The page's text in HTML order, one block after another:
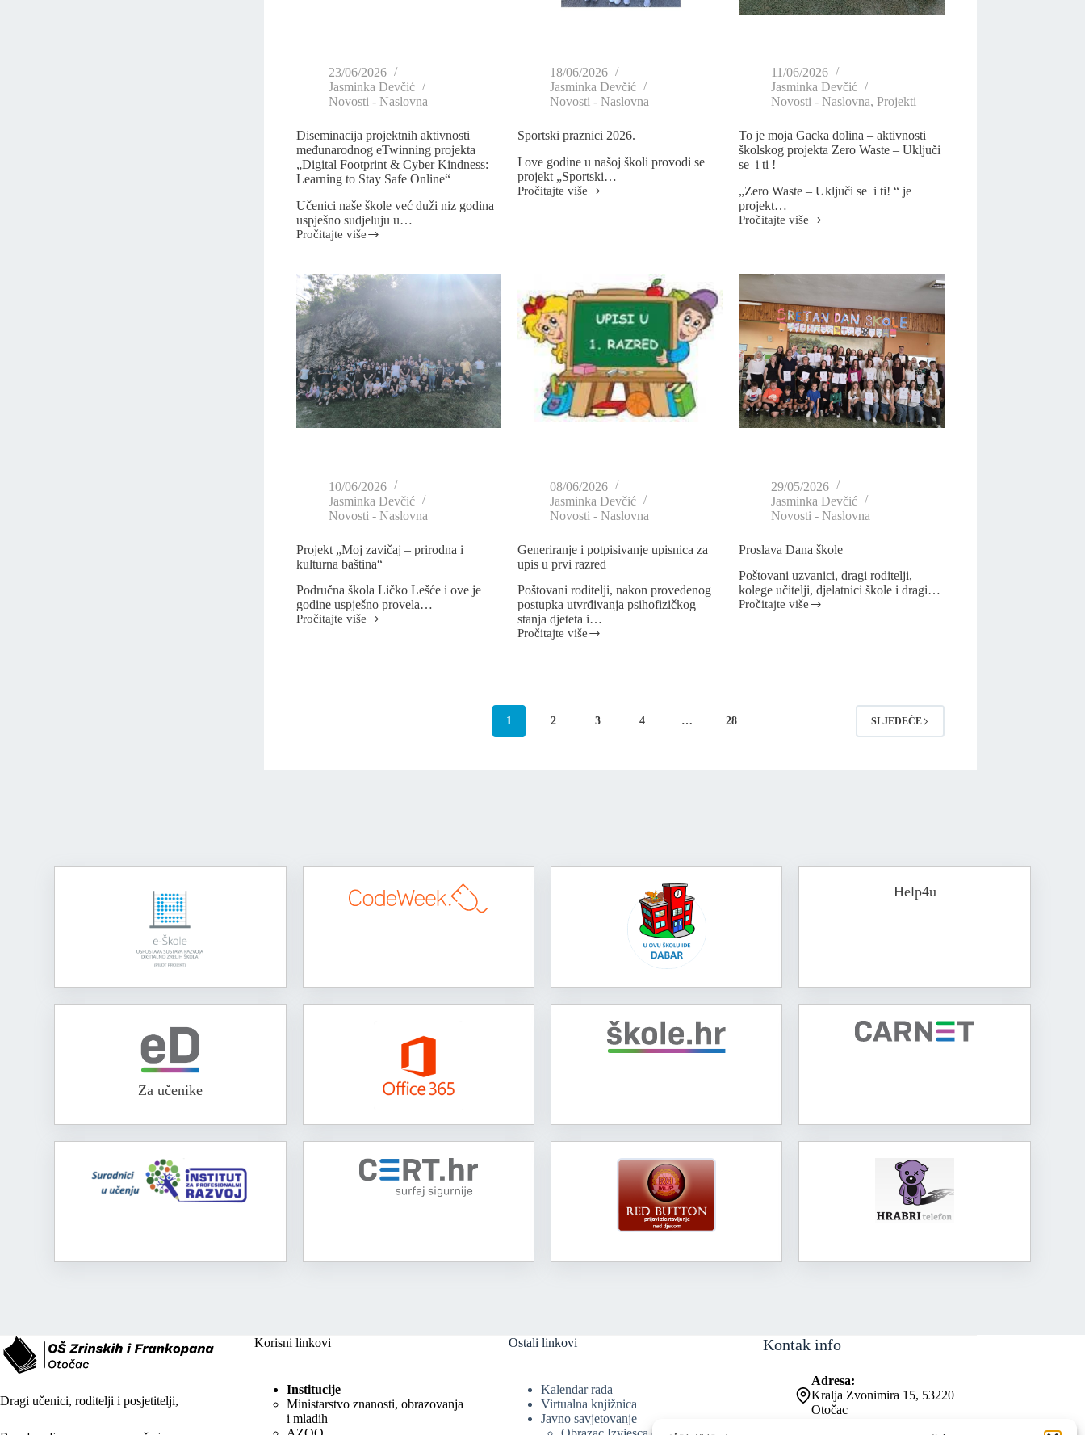
23/06/2026
Jasminka Devčić
Novosti - Naslovna
Diseminacija projektnih aktivnosti
međunarodnog eTwinning projekta
„Digital Footprint & Cyber Kindness:
Learning to Stay Safe Online“
Učenici naše škole već duži niz godina
uspješno sudjeluju u…
Pročitajte više
18/06/2026
Jasminka Devčić
Novosti - Naslovna
Sportski praznici 2026.
I ove godine u našoj školi provodi se
projekt „Sportski…
Pročitajte više
11/06/2026
Jasminka Devčić
Novosti - Naslovna,Projekti
To je moja Gacka dolina – aktivnosti
školskog projekta Zero Waste – Uključi
se i ti !
„Zero Waste – Uključi se i ti! “ je
projekt…
Pročitajte više
10/06/2026
Jasminka Devčić
Novosti - Naslovna
Projekt „Moj zavičaj – prirodna i
kulturna baština“
Područna škola Ličko Lešće i ove je
godine uspješno provela…
Pročitajte više
08/06/2026
Jasminka Devčić
Novosti - Naslovna
Generiranje i potpisivanje upisnica za
upis u prvi razred
Poštovani roditelji, nakon provedenog
postupka utvrđivanja psihofizičkog
stanja djeteta i…
Pročitajte više
29/05/2026
Jasminka Devčić
Novosti - Naslovna
Proslava Dana škole
Poštovani uzvanici, dragi roditelji,
kolege učitelji, djelatnici škole i dragi…
Pročitajte više
1 2 3 4 … 28 SLJEDEĆE
Help4u
Za učenike
Dragi učenici, roditelji i posjetitelji,
Korisni linkovi
Institucije
Ministarstvo znanosti, obrazovanja
i mladih
Ostali linkovi
Kalendar rada
Virtualna knjižnica
Javno savjetovanje
Kontak info
Adresa:
Kralja Zvonimira 15, 53220
Otočac